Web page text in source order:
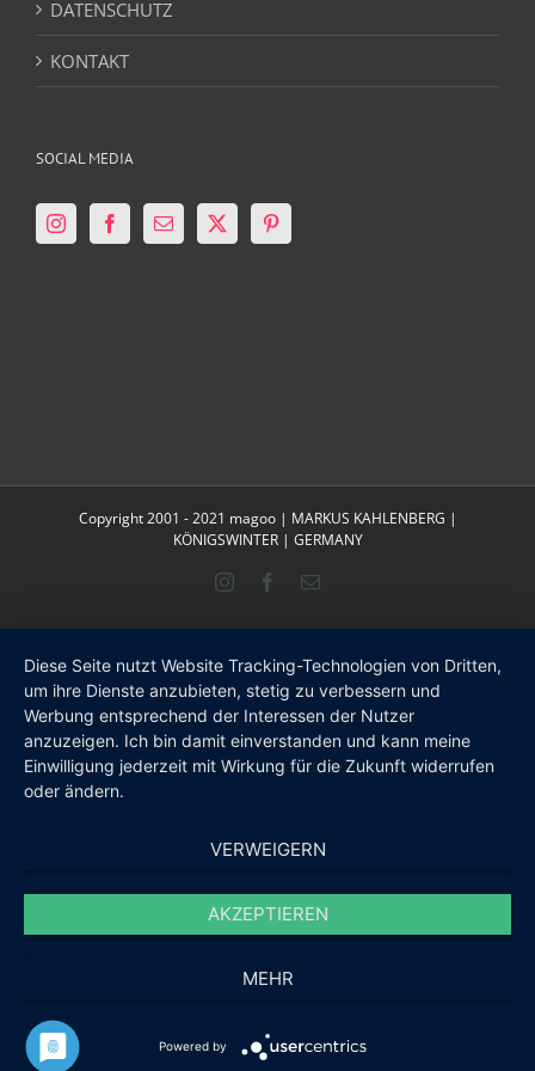
DATENSCHUTZ
KONTAKT
SOCIAL MEDIA
Copyright 2001 - 2021 magoo | MARKUS KAHLENBERG |
KÖNIGSWINTER | GERMANY
InstagramFacebook
E-
Diese Seite nutzt Website Tracking-Technologien von Dritten,
um ihre Dienste anzubieten, stetig zu verbessern und
Werbung entsprechend der Interessen der Nutzer
anzuzeigen. Ich bin damit einverstanden und kann meine
Einwilligung jederzeit mit Wirkung für die Zukunft widerrufen
oder ändern.
VERWEIGERN
AKZEPTIEREN
MEHR
Powered by